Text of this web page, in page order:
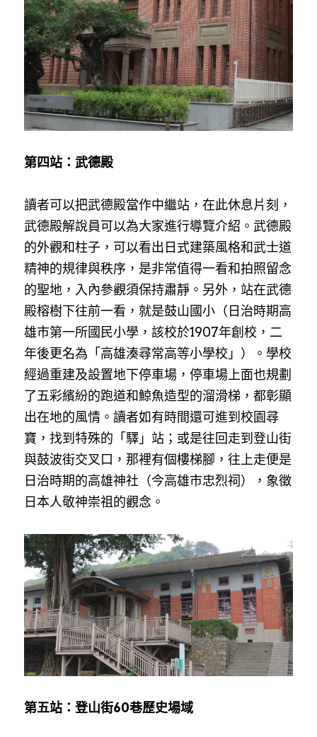
第四站：武德殿
讀者可以把武德殿當作中繼站，在此休息片刻，
武德殿解說員可以為大家進行導覽介紹。武德殿
的外觀和柱子，可以看出日式建築風格和武士道
精神的規律與秩序，是非常值得一看和拍照留念
的聖地，入內參觀須保持肅靜。另外，站在武德
殿榕樹下往前一看，就是鼓山國小（日治時期高
雄市第一所國民小學，該校於1907年創校，二
年後更名為「高雄湊尋常高等小學校」）。學校
經過重建及設置地下停車場，停車場上面也規劃
了五彩繽紛的跑道和鯨魚造型的溜滑梯，都彰顯
出在地的風情。讀者如有時間還可進到校園尋
寶，找到特殊的「驛」站；或是往回走到登山街
與鼓波街交叉口，那裡有個樓梯腳，往上走便是
日治時期的高雄神社（今高雄市忠烈祠），象徵
日本人敬神崇祖的觀念。
第五站：登山街60巷歷史場域